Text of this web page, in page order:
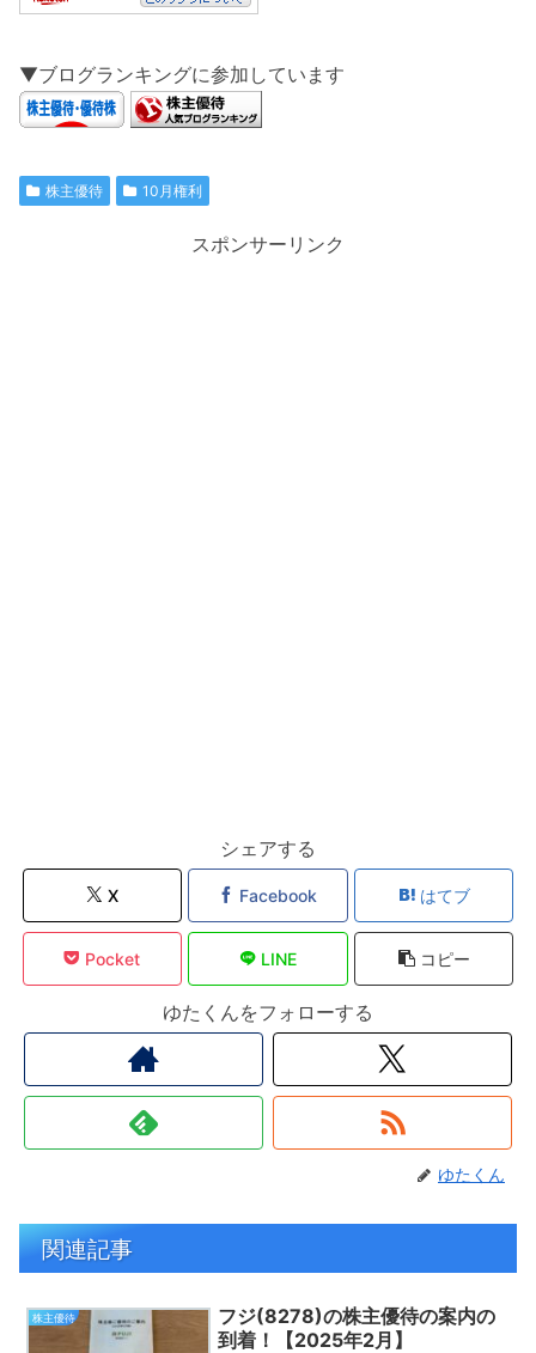
▼ブログランキングに参加しています
株主優待 10月権利
スポンサーリンク
シェアする
X Facebook はてブ
Pocket LINE コピー
ゆたくんをフォローする
ゆたくん
関連記事
株主優待
フジ(8278)の株主優待の案内の
到着！【2025年2月】